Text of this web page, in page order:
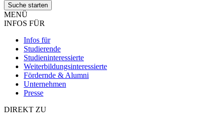
MENÜ
INFOS FÜR
Infos für
Studierende
Studieninteressierte
Weiterbildungsinteressierte
Fördernde & Alumni
Unternehmen
Presse
DIREKT ZU